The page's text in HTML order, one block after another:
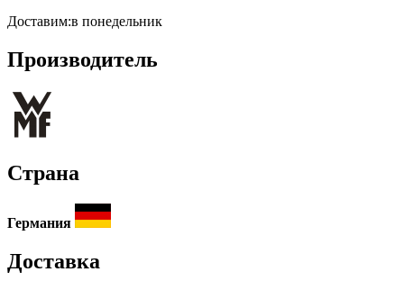
Доставим:в понедельник
Производитель
Страна
Германия
Доставка